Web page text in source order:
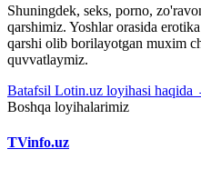
Shuningdek, seks, porno,
qarshimiz. Yoshlar orasida
qarshi olib borilayotgan muxim
quvvatlaymiz.
Batafsil Lotin.uz loyihasi haqida
Boshqa loyihalarimiz
TVinfo.uz